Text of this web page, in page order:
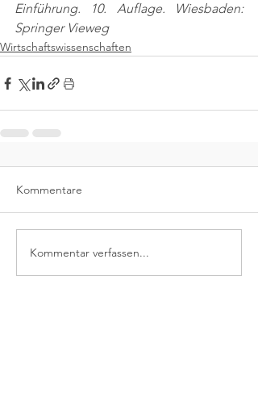
Einführung. 10. Auflage. Wiesbaden:
Springer Vieweg
Wirtschaftswissenschaften
Kommentare
Kommentar verfassen...